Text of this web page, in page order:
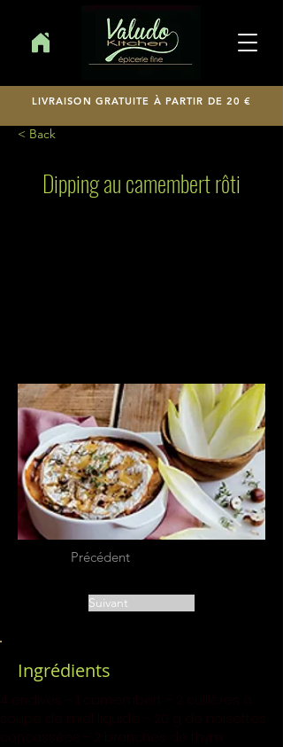
LIVRAISON GRATUITE À PARTIR DE 20 €
< Back
Dipping au camembert rôti
Précédent
Suivant
Ingrédients
4 endives – 1 camembert – 2 cuillères à
soupe de miel liquide – 20 g de noisettes
concassées – 2 branches de thym